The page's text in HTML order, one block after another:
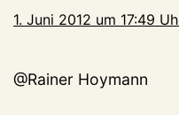
1. Juni 2012 um 17:49
@Rainer Hoymann